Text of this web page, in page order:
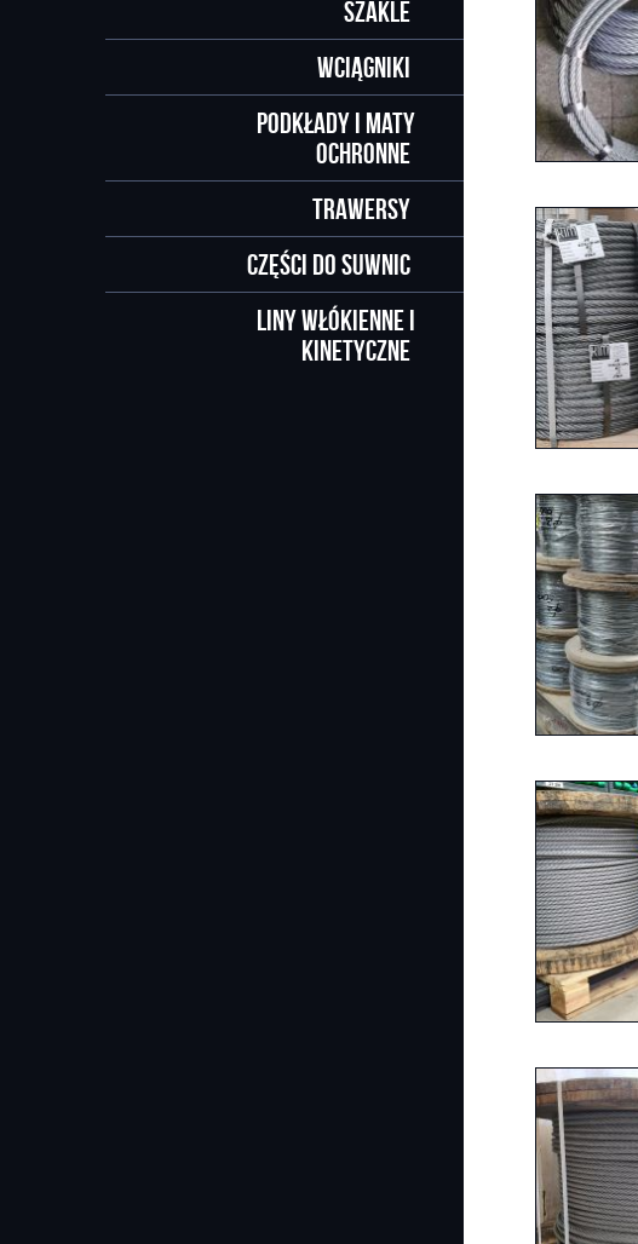
Szakle
Wciągniki
Podkłady i maty
ochronne
Trawersy
Części do suwnic
Liny włókienne i
kinetyczne